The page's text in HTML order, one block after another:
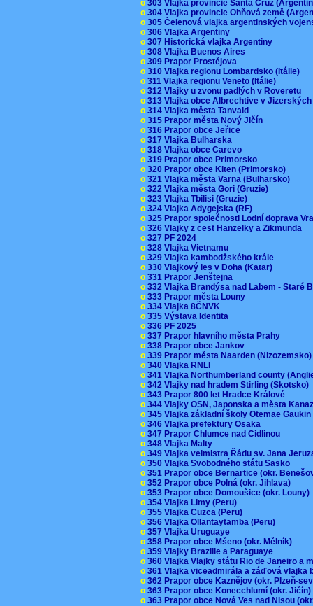
o 303 Vlajka provincie Santa Cruz
o 304 Vlajka provincie Ohňová země
o 305 Čelenová vlajka argentinských
o 306 Vlajka Argentiny
o 307 Historická vlajka Argentiny
o 308 Vlajka Buenos Aires
o 309 Prapor Prostějova
o 310 Vlajka regionu Lombardsko (Itálie)
o 311 Vlajka regionu Veneto (Itálie)
o 312 Vlajky u zvonu padlých v Roveretu
o 313 Vlajka obce Albrechtive v
o 314 Vlajka města Tanvald
o 315 Prapor města Nový Jičín
o 316 Prapor obce Jeřice
o 317 Vlajka Bulharska
o 318 Vlajka obce Carevo
o 319 Prapor obce Primorsko
o 320 Prapor obce Kiten (Primorsko)
o 321 Vlajka města Varna (Bulharsko)
o 322 Vlajka města Gori (Gruzie)
o 323 Vlajka Tbilisi (Gruzie)
o 324 Vlajka Adygejska (RF)
o 325 Prapor společnosti Lodní doprava
o 326 Vlajky z cest Hanzelky a Zikmunda
o 327 PF 2024
o 328 Vlajka Vietnamu
o 329 Vlajka kambodžského krále
o 330 Vlajkový les v Doha (Katar)
o 331 Prapor Jenštejna
o 332 Vlajka Brandýsa nad Labem - Staré
o 333 Prapor města Louny
o 334 Vlajka 8ČNVK
o 335 Výstava Identita
o 336 PF 2025
o 337 Prapor hlavního města Prahy
o 338 Prapor obce Jankov
o 339 Prapor města Naarden
o 340 Vlajka RNLI
o 341 Vlajka Northumberland county
o 342 Vlajky nad hradem Stirling (Skotsko)
o 343 Prapor 800 let Hradce Králové
o 344 Vlajky OSN, Japonska a města
o 345 Vlajka základní školy Otemae
o 346 Vlajka prefektury Osaka
o 347 Prapor Chlumce nad Cidlinou
o 348 Vlajka Malty
o 349 Vlajka velmistra Řádu sv. Jana
o 350 Vlajka Svobodného státu Sasko
o 351 Prapor obce Bernartice (okr.
o 352 Prapor obce Polná (okr. Jihlava)
o 353 Prapor obce Domoušice (okr. Louny)
o 354 Vlajka Limy (Peru)
o 355 Vlajka Cuzca (Peru)
o 356 Vlajka Ollantaytamba (Peru)
o 357 Vlajka Uruguaye
o 358 Prapor obce Mšeno (okr. Mělník)
o 359 Vlajky Brazilie a Paraguaye
o 360 Vlajka Vlajky státu Rio de Janeiro a
o 361 Vlajka viceadmirála a záďová
o 362 Prapor obce Kaznějov (okr. Plzeň-
o 363 Prapor obce Konecchlumí (okr.
o 363 Prapor obce Nová Ves nad Nisou